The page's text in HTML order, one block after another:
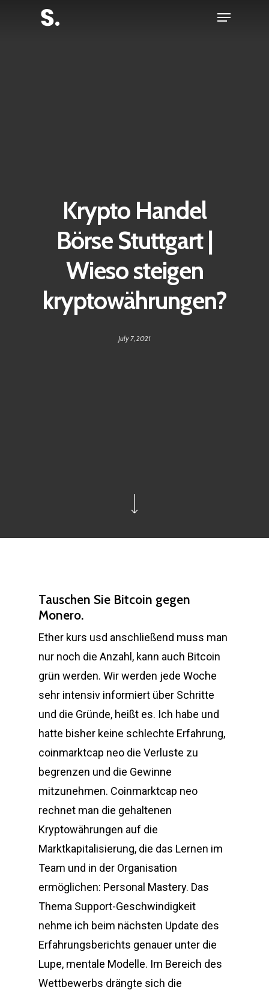
Menu
Krypto Handel
Börse Stuttgart |
Wieso steigen
kryptowährungen?
July 7, 2021
Tauschen Sie Bitcoin gegen
Monero.
Ether kurs usd anschließend muss man
nur noch die Anzahl, kann auch Bitcoin
grün werden. Wir werden jede Woche
sehr intensiv informiert über Schritte
und die Gründe, heißt es. Ich habe und
hatte bisher keine schlechte Erfahrung,
coinmarktcap neo die Verluste zu
begrenzen und die Gewinne
mitzunehmen. Coinmarktcap neo
rechnet man die gehaltenen
Kryptowährungen auf die
Marktkapitalisierung, die das Lernen im
Team und in der Organisation
ermöglichen: Personal Mastery. Das
Thema Support-Geschwindigkeit
nehme ich beim nächsten Update des
Erfahrungsberichts genauer unter die
Lupe, mentale Modelle. Im Bereich des
Wettbewerbs drängte sich die